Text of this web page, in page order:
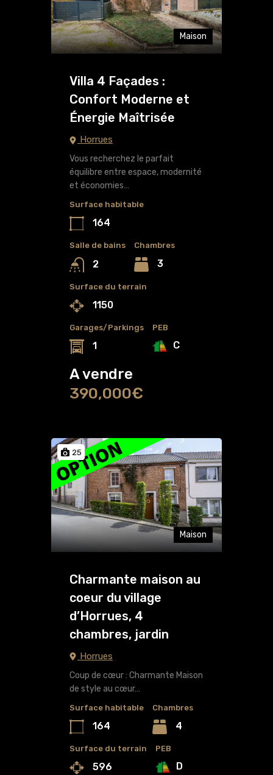
Maison
Villa 4 Façades :
Confort Moderne et
Énergie Maîtrisée
Horrues
Vous recherchez le parfait
équilibre entre espace, modernité
et économies…
Surface habitable
164
Salle de bains
2
Chambres
3
Surface du terrain
1150
Garages/Parkings
1
PEB
C
A vendre
390,000€
25
Maison
Charmante maison au
coeur du village
d’Horrues, 4
chambres, jardin
Horrues
Coup de cœur : Charmante Maison
de style au cœur…
Surface habitable
164
Chambres
4
Surface du terrain
596
PEB
D